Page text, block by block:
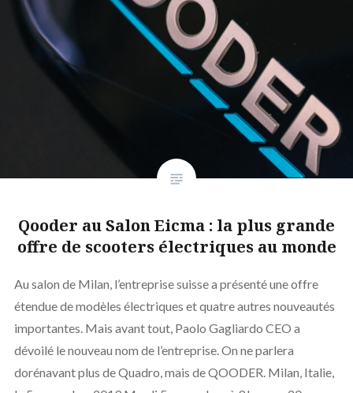
Qooder au Salon Eicma : la plus grande
offre de scooters électriques au monde
Au salon de Milan, l’entreprise suisse a présenté une offre
étendue de modèles électriques et quatre autres nouveautés
importantes. Mais avant tout, Paolo Gagliardo CEO a
dévoilé le nouveau nom de l’entreprise. On ne parlera
dorénavant plus de Quadro, mais de QOODER. Milan, Italie,